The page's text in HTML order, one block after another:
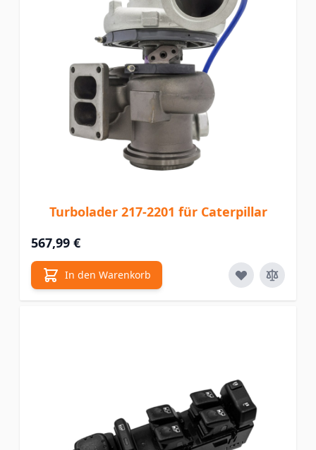
Turbolader 217-2201 für Caterpillar
567,99 €
In den Warenkorb